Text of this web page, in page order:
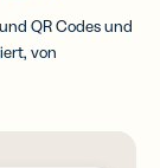
QR Codes und
von